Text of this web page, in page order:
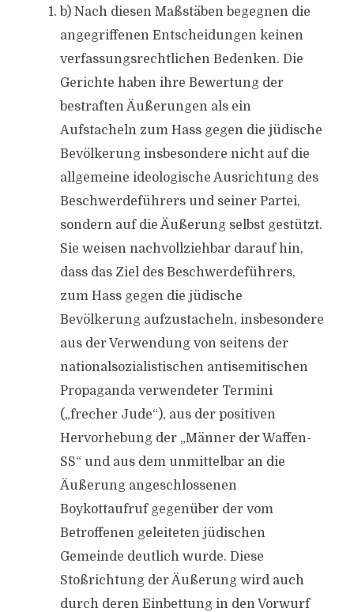
b) Nach diesen Maßstäben begegnen die
angegriffenen Entscheidungen keinen
verfassungsrechtlichen Bedenken. Die
Gerichte haben ihre Bewertung der
bestraften Äußerungen als ein
Aufstacheln zum Hass gegen die jüdische
Bevölkerung insbesondere nicht auf die
allgemeine ideologische Ausrichtung des
Beschwerdeführers und seiner Partei,
sondern auf die Äußerung selbst gestützt.
Sie weisen nachvollziehbar darauf hin,
dass das Ziel des Beschwerdeführers,
zum Hass gegen die jüdische
Bevölkerung aufzustacheln, insbesondere
aus der Verwendung von seitens der
nationalsozialistischen antisemitischen
Propaganda verwendeter Termini
(„frecher Jude“), aus der positiven
Hervorhebung der „Männer der Waffen-
SS“ und aus dem unmittelbar an die
Äußerung angeschlossenen
Boykottaufruf gegenüber der vom
Betroffenen geleiteten jüdischen
Gemeinde deutlich wurde. Diese
Stoßrichtung der Äußerung wird auch
durch deren Einbettung in den Vorwurf